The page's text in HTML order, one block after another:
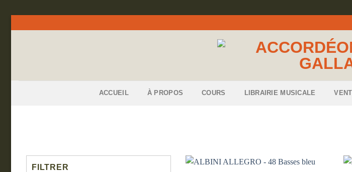
ACCUEIL À PROPOS COURS LIBRAIRIE MUSICALE
FILTRER